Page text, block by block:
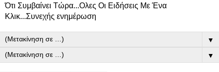
Ότι Συμβαίνει Τώρα...Ολες Οι Ειδήσεις Με Ένα
Κλικ...Συνεχής ενημέρωση
▼
▼